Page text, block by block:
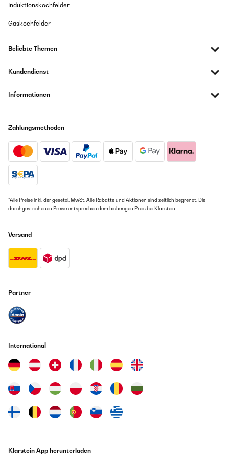
was slightly damaged I think they may have fallen out. The
the Klarfit QR code on the box.
Induktionskochfelder
Gaskochfelder
Beliebte Themen
Kundendienst
Informationen
Zahlungsmethoden
*Alle Preise inkl. der gesetzl. MwSt. Alle Rabatte und Aktionen sind zeitlich begrenzt. Die
durchgestrichenen Preise entsprechen dem bisherigen Preis bei Klarstein.
Versand
Partner
International
Klarstein App herunterladen